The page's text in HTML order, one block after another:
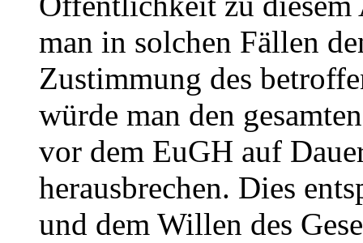
man in solchen Fällen
Zustimmung des
würde man den
vor dem EuGH auf
herausbrechen. Dies
und dem Willen des